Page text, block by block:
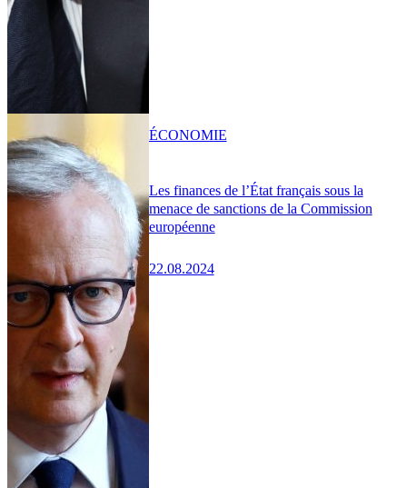
Les finances de l’État français sous la
menace de sanctions de la Commission
européenne
22.08.2024
ÉCONOMIE